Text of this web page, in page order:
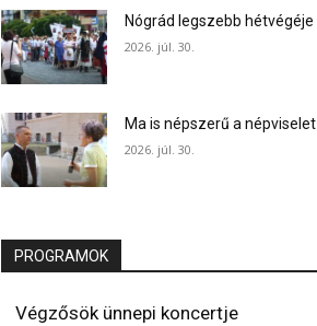
Nógrád legszebb hétvégéje
2026. júl. 30.
Ma is népszerű a népviselet
2026. júl. 30.
PROGRAMOK
Végzősök ünnepi koncertje